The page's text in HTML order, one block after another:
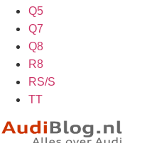
Q5
Q7
Q8
R8
RS/S
TT